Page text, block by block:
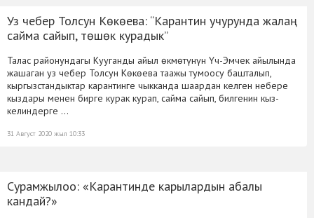
Уз чебер Толсун Көкөева: “Карантин учурунда жалаң
сайма сайып, төшөк курадык”
Талас районундагы Кууганды айыл өкмөтүнүн Үч-Эмчек айылында
жашаган уз чебер Толсун Көкөева таажы тумоосу башталып,
кыргызстандыктар карантинге чыкканда шаардан келген небере
кыздары менен бирге курак курап, сайма сайып, билгенин кыз-
келиндерге …
31 Август 2020 жыл 10:33
Сурамжылоо: «Карантинде карылардын абалы
кандай?»